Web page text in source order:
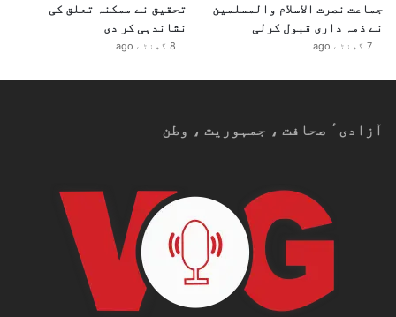
جماعت نصرت الاسلام والمسلمین
نے ذمہ داری قبول کرلی
7 گھنٹے ago
تحقیق نے ممکنہ تعلق کی
نشاندہی کر دی
8 گھنٹے ago
آزادیٴ صحافت ، جمہوریت ، وطن